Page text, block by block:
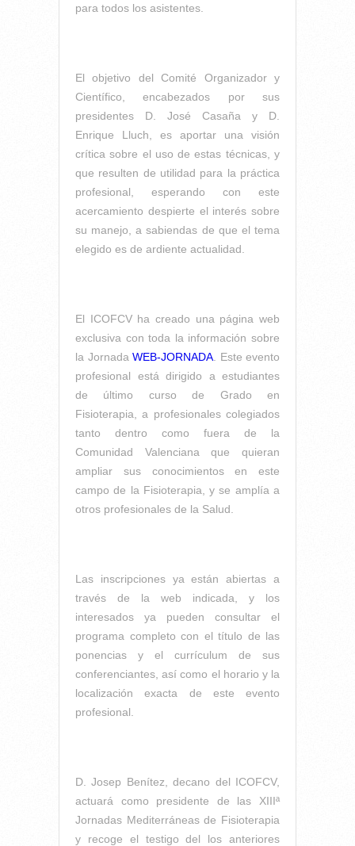
para todos los asistentes.
El objetivo del Comité Organizador y
Científico, encabezados por sus
presidentes D. José Casaña y D.
Enrique Lluch, es aportar una visión
crítica sobre el uso de estas técnicas, y
que resulten de utilidad para la práctica
profesional, esperando con este
acercamiento despierte el interés sobre
su manejo, a sabiendas de que el tema
elegido es de ardiente actualidad.
El ICOFCV ha creado una página web
exclusiva con toda la información sobre
la Jornada WEB-JORNADA . Este evento
profesional está dirigido a estudiantes
de último curso de Grado en
Fisioterapia, a profesionales colegiados
tanto dentro como fuera de la
Comunidad Valenciana que quieran
ampliar sus conocimientos en este
campo de la Fisioterapia, y se amplía a
otros profesionales de la Salud.
Las inscripciones ya están abiertas a
través de la web indicada, y los
interesados ya pueden consultar el
programa completo con el título de las
ponencias y el currículum de sus
conferenciantes, así como el horario y la
localización exacta de este evento
profesional.
D. Josep Benítez, decano del ICOFCV,
actuará como presidente de las XIIIª
Jornadas Mediterráneas de Fisioterapia
y recoge el testigo del los anteriores